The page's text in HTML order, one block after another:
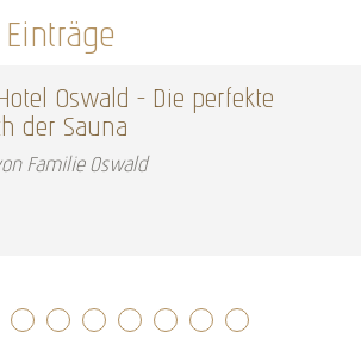
Oswald – Die perfekte
der Sauna
Familie Oswald